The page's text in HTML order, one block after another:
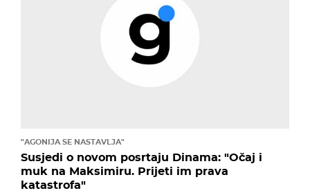
"AGONIJA SE NASTAVLJA"
Susjedi o novom posrtaju Dinama: "Očaj i
muk na Maksimiru. Prijeti im prava
katastrofa"